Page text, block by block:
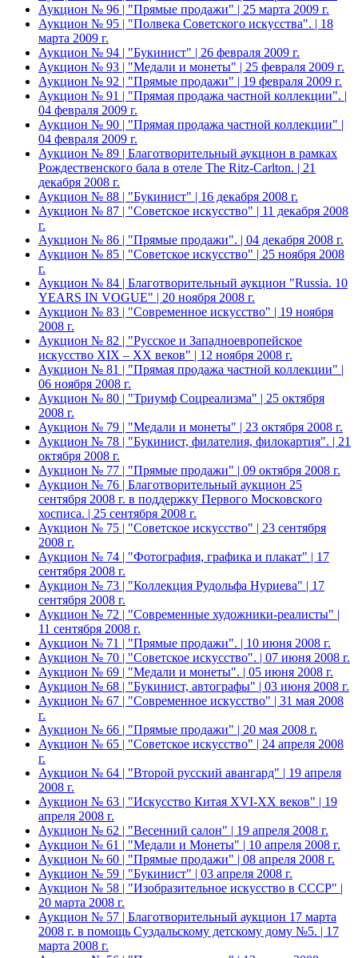
Аукцион № 96 | "Прямые продажи" | 25 марта 2009 г.
Аукцион № 95 | "Полвека Советского искусства". | 18
марта 2009 г.
Аукцион № 94 | "Букинист" | 26 февраля 2009 г.
Аукцион № 93 | "Медали и монеты" | 25 февраля 2009 г.
Аукцион № 92 | "Прямые продажи" | 19 февраля 2009 г.
Аукцион № 91 | "Прямая продажа частной коллекции". |
04 февраля 2009 г.
Аукцион № 90 | "Прямая продажа частной коллекции" |
04 февраля 2009 г.
Аукцион № 89 | Благотворительный аукцион в рамках
Рождественского бала в отеле The Ritz-Carlton. | 21
декабря 2008 г.
Аукцион № 88 | "Букинист" | 16 декабря 2008 г.
Аукцион № 87 | "Советское искусство" | 11 декабря 2008
г.
Аукцион № 86 | "Прямые продажи". | 04 декабря 2008 г.
Аукцион № 85 | "Советское искусство" | 25 ноября 2008
г.
Аукцион № 84 | Благотворительный аукцион "Russia. 10
YEARS IN VOGUE" | 20 ноября 2008 г.
Аукцион № 83 | "Современное искусство" | 19 ноября
2008 г.
Аукцион № 82 | "Русское и Западноевропейское
искусство XIX – ХХ веков" | 12 ноября 2008 г.
Аукцион № 81 | "Прямая продажа частной коллекции" |
06 ноября 2008 г.
Аукцион № 80 | "Триумф Соцреализма" | 25 октября
2008 г.
Аукцион № 79 | "Медали и монеты" | 23 октября 2008 г.
Аукцион № 78 | "Букинист, филателия, филокартия". | 21
октября 2008 г.
Аукцион № 77 | "Прямые продажи" | 09 октября 2008 г.
Аукцион № 76 | Благотворительный аукцион 25
сентября 2008 г. в поддержку Первого Московского
хосписа. | 25 сентября 2008 г.
Аукцион № 75 | "Советское искусство" | 23 сентября
2008 г.
Аукцион № 74 | "Фотография, графика и плакат" | 17
сентября 2008 г.
Аукцион № 73 | "Коллекция Рудольфа Нуриева" | 17
сентября 2008 г.
Аукцион № 72 | "Современные художники-реалисты" |
11 сентября 2008 г.
Аукцион № 71 | "Прямые продажи". | 10 июня 2008 г.
Аукцион № 70 | "Советское искусство". | 07 июня 2008 г.
Аукцион № 69 | "Медали и монеты". | 05 июня 2008 г.
Аукцион № 68 | "Букинист, автографы" | 03 июня 2008 г.
Аукцион № 67 | "Современное искусство" | 31 мая 2008
г.
Аукцион № 66 | "Прямые продажи" | 20 мая 2008 г.
Аукцион № 65 | "Советское искусство" | 24 апреля 2008
г.
Аукцион № 64 | "Второй русский авангард" | 19 апреля
2008 г.
Аукцион № 63 | "Искусство Китая XVI-XX веков" | 19
апреля 2008 г.
Аукцион № 62 | "Весенний салон" | 19 апреля 2008 г.
Аукцион № 61 | "Медали и Монеты" | 10 апреля 2008 г.
Аукцион № 60 | "Прямые продажи" | 08 апреля 2008 г.
Аукцион № 59 | "Букинист" | 03 апреля 2008 г.
Аукцион № 58 | "Изобразительное искусство в СССР" |
20 марта 2008 г.
Аукцион № 57 | Благотворительный аукцион 17 марта
2008 г. в помощь Суздальскому детскому дому №5. | 17
марта 2008 г.